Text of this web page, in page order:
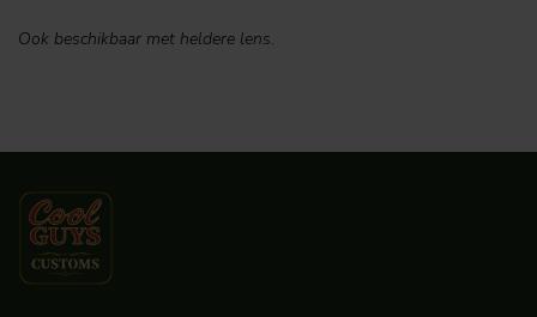
Ook beschikbaar met heldere lens.